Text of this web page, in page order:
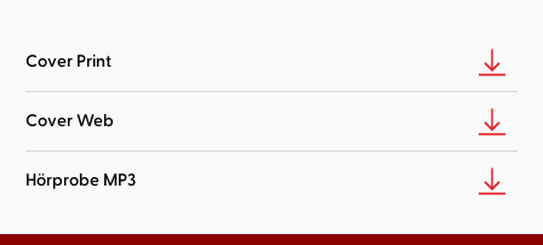
Cover Print
Cover Web
Hörprobe MP3